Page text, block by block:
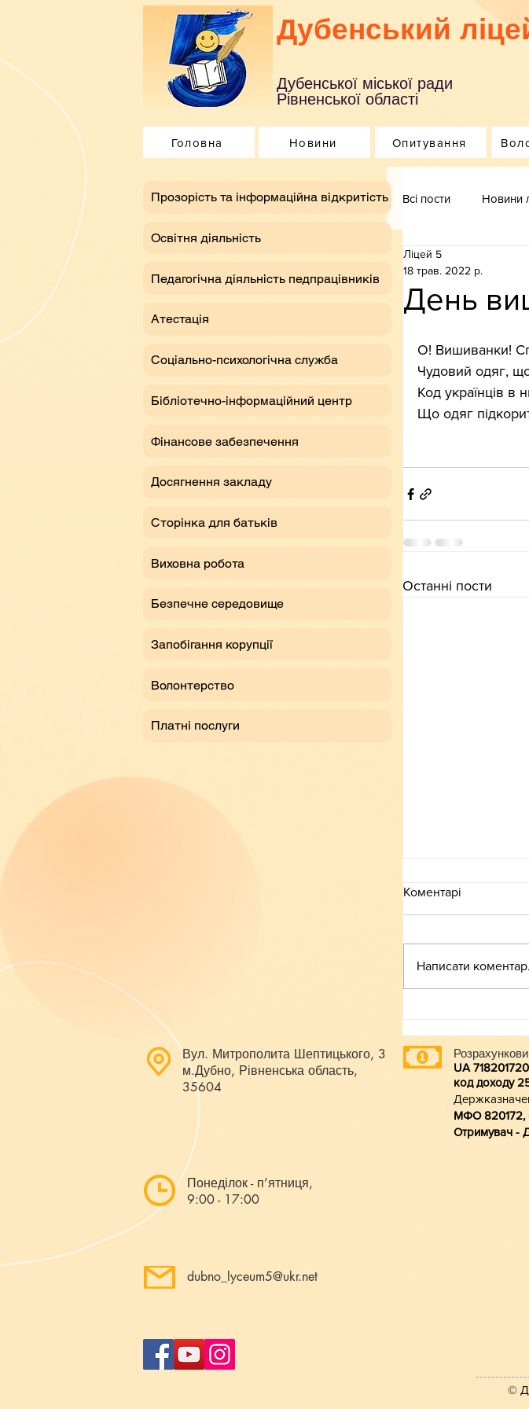
Дубенський
Дубенської міської ради
Рівненської області
Головна Новини Опитування
Всі пости Новини
День
Ліцей 5
18 трав. 2022 р.
О! Вишиванки!
Чудовий одяг,
Код українців в
Що одяг
Останні пости
Коментарі
Написати
​Прозорість та інформаційна відкритість
Освітня діяльність
Педагогічна діяльність педпрацівників
Атестація
Соціально-психологічна служба
Бібліотечно-інформаційний центр
Фінансове забезпечення
Досягнення закладу
Сторінка для батьків
Виховна робота
Безпечне середовище
Запобігання корупції
Волонтерство
Платні послуги
Вул. Митрополита Шептицького, 3
м.Дубно, Рівненська область,
35604
Понеділок - п’ятниця,
9:00 - 17:00
UA
код доходу
МФО
Отримувач -
dubno_lyceum5@ukr.net
©